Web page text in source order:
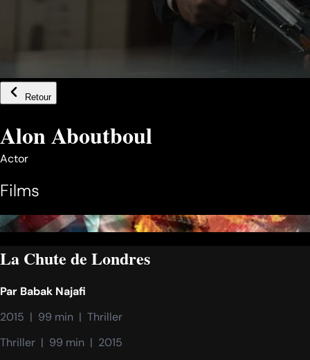
Retour
Alon Aboutboul
Actor
Films
La Chute de Londres
Par Babak Najafi
2015  |  99 min  |  Thriller
Thriller  |  99 min  |  2015